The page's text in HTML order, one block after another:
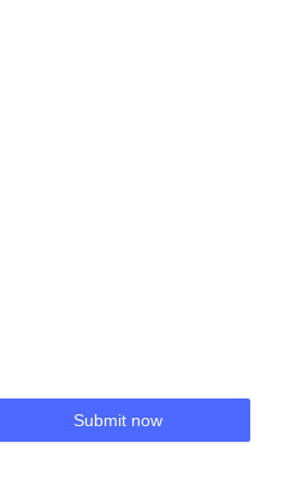
Submit now